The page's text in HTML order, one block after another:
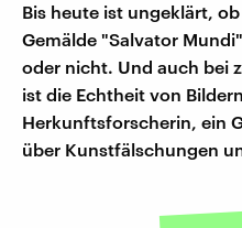
Bis heute ist ungeklärt,
Gemälde "Salvator
oder nicht. Und auch bei
ist die Echtheit von
Herkunftsforscherin, ein
über Kunstfälschungen